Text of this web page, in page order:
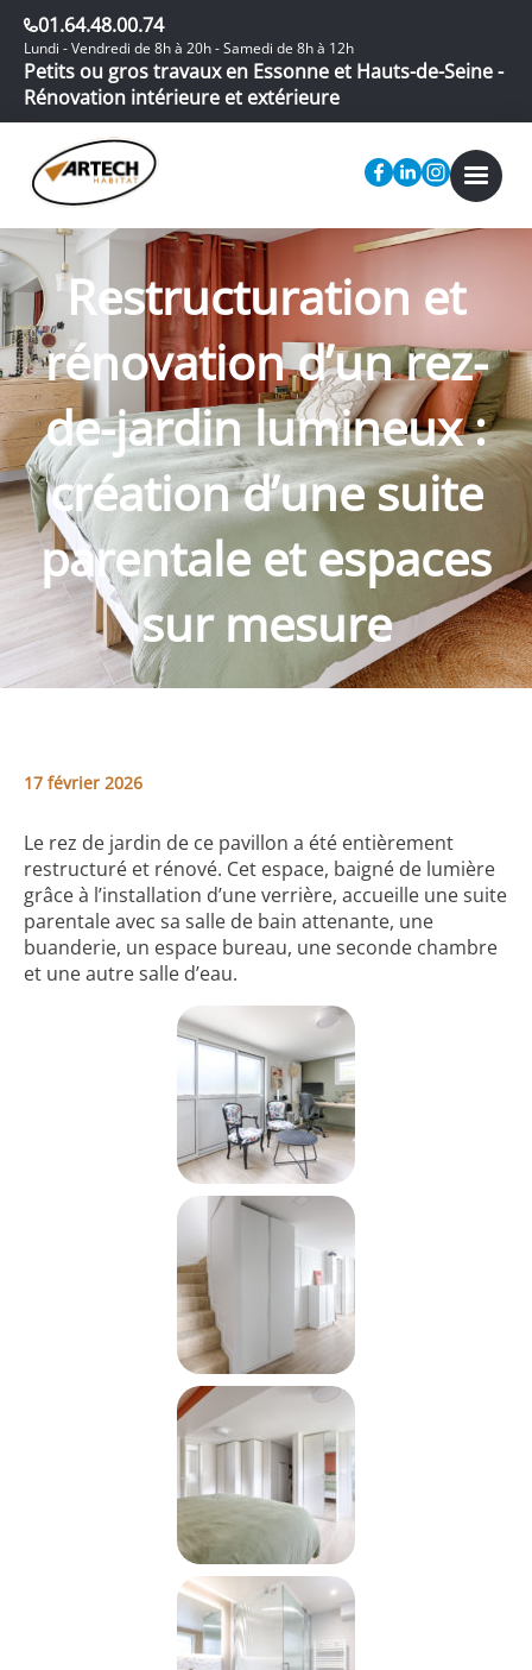
01.64.48.00.74
Lundi - Vendredi de 8h à 20h - Samedi de 8h à 12h
Petits ou gros travaux en Essonne et Hauts-de-Seine -
Rénovation intérieure et extérieure
Restructuration et
rénovation d’un rez-
de-jardin lumineux :
création d’une suite
parentale et espaces
sur mesure
17 février 2026
Le rez de jardin de ce pavillon a été entièrement
restructuré et rénové. Cet espace, baigné de lumière
grâce à l’installation d’une verrière, accueille une suite
parentale avec sa salle de bain attenante, une
buanderie, un espace bureau, une seconde chambre
et une autre salle d’eau.